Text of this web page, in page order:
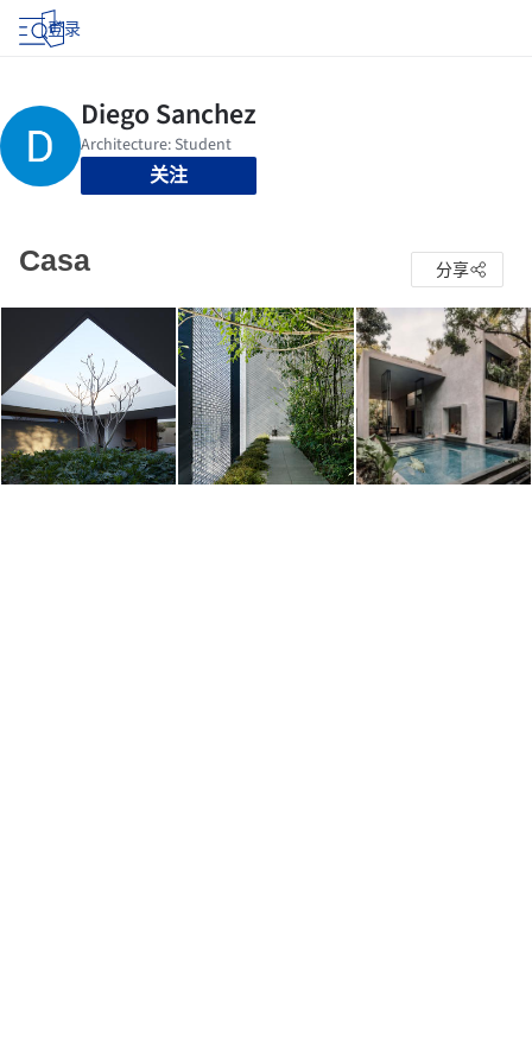
登录
关注
Casa 分享